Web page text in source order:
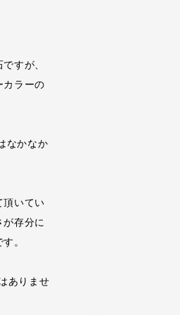
すが、
カラーの
なかなか
頂いてい
存分に
。
ありませ